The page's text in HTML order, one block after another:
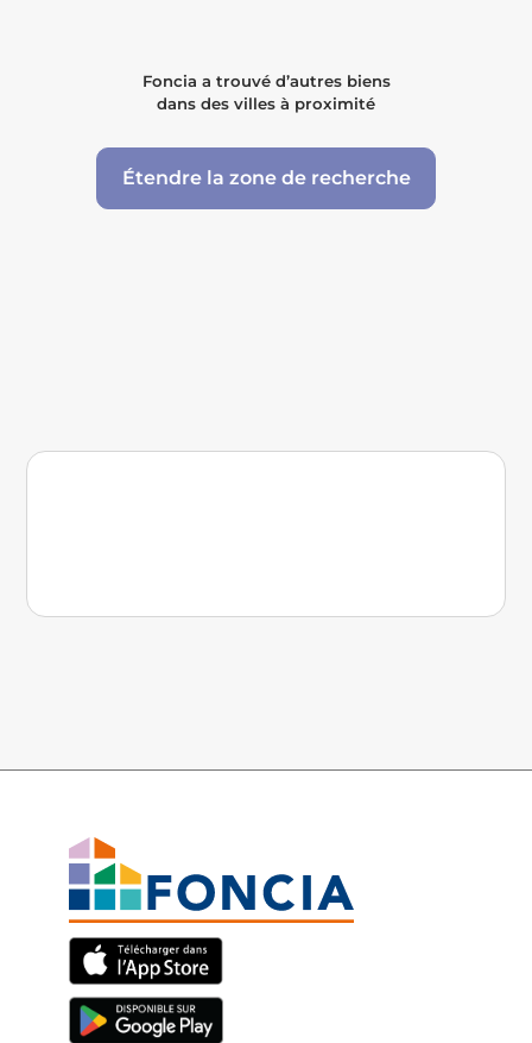
Foncia a trouvé d’autres biens
dans des villes à proximité
Étendre la zone de recherche